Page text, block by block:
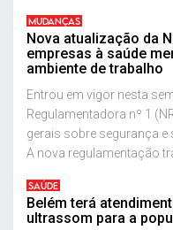
MUDANÇAS
Nova atualização da
empresas à saúde
ambiente de trabalho
Entrou em vigor nesta
Regulamentadora nº 1
gerais sobre segurança e
A nova regulamentação
SAÚDE
Belém terá
ultrassom para a